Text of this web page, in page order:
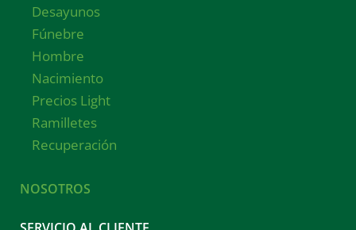
Desayunos
Fúnebre
Hombre
Nacimiento
Precios Light
Ramilletes
Recuperación
NOSOTROS